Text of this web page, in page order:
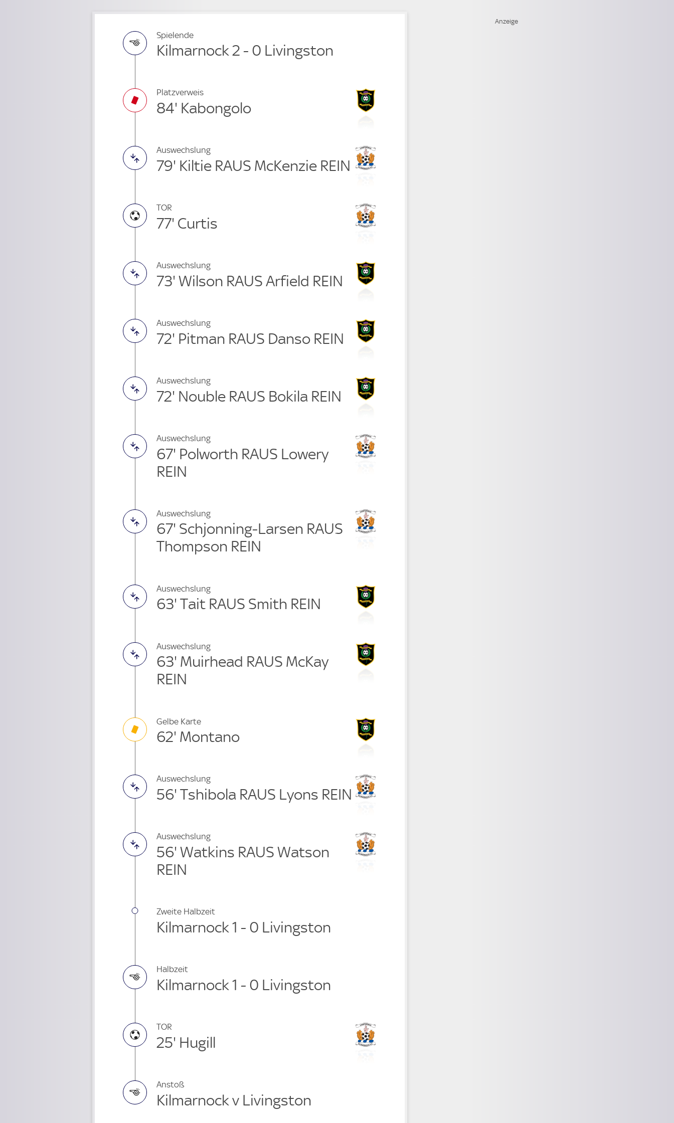
Spielende
Kilmarnock 2 - 0 Livingston
Platzverweis
84' Kabongolo
Auswechslung
79' Kiltie RAUS McKenzie REIN
TOR
77' Curtis
Auswechslung
73' Wilson RAUS Arfield REIN
Auswechslung
72' Pitman RAUS Danso REIN
Auswechslung
72' Nouble RAUS Bokila REIN
Auswechslung
67' Polworth RAUS Lowery
REIN
Auswechslung
67' Schjonning-Larsen RAUS
Thompson REIN
Auswechslung
63' Tait RAUS Smith REIN
Auswechslung
63' Muirhead RAUS McKay
REIN
Gelbe Karte
62' Montano
Auswechslung
56' Tshibola RAUS Lyons REIN
Auswechslung
56' Watkins RAUS Watson
REIN
Zweite Halbzeit
Kilmarnock 1 - 0 Livingston
Halbzeit
Kilmarnock 1 - 0 Livingston
TOR
25' Hugill
Anstoß
Kilmarnock v Livingston